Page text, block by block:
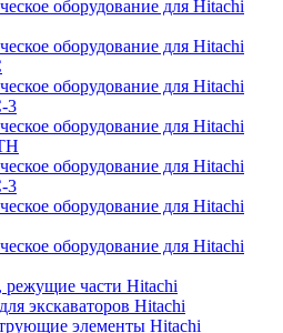
оборудование для Hitachi
оборудование для Hitachi
оборудование для Hitachi
3
оборудование для Hitachi
оборудование для Hitachi
3
оборудование для Hitachi
оборудование для Hitachi
режущие части Hitachi
экскаваторов Hitachi
элементы Hitachi